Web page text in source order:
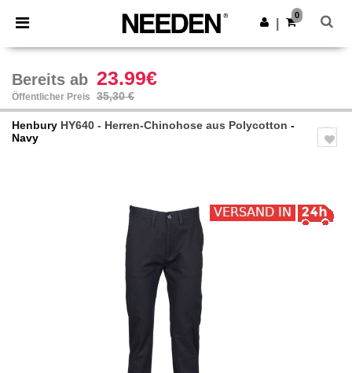
× Needen App
Bessere Preise in der App!
App holen
0
Bereits ab 23.99€
Öffentlicher Preis 35,30 €
Henbury HY640 - Herren-Chinohose aus Polycotton -
Navy